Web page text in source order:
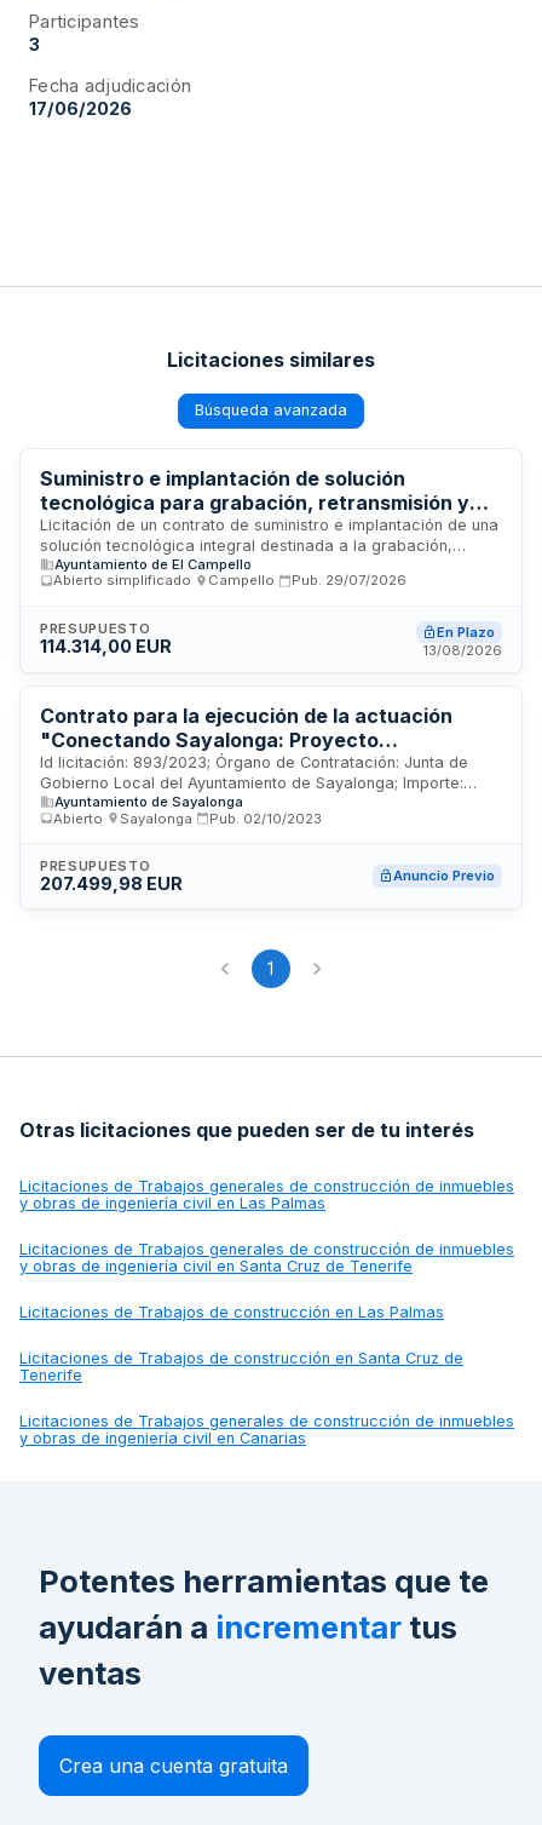
Participantes
3
Fecha adjudicación
17/06/2026
Licitaciones similares
Búsqueda avanzada
Suministro e implantación de solución
tecnológica para grabación, retransmisión y
creación de actas audiovisuales del
Ayuntamiento de El Campello
Licitación de un contrato de suministro e implantación de una
solución tecnológica integral destinada a la grabación,
retransmisión en directo y creación automática de actas en
formato audiovisual de las sesiones de los órganos
suministrará bajo modalidad llave en mano, completamente
instalada, configurada e integrada con la infraestructura
mantenimiento durante toda la vigencia del contrato, que
será de cuatro años.
Ayuntamiento de El Campello
Abierto simplificado
Campello Pub. 29/07/2026
PRESUPUESTO
114.314,00 EUR
En Plazo
13/08/2026
Contrato para la ejecución de la actuación
"Conectando Sayalonga: Proyecto
smartvillage para la digitalización y
sostenibilidad del comercio rural" por
procedimiento abierto en el marco del Plan de
Id licitación: 893/2023; Órgano de Contratación: Junta de
Gobierno Local del Ayuntamiento de Sayalonga; Importe:
207499.98 EUR; Estado: PRE
Ayuntamiento de Sayalonga
Abierto
Sayalonga Pub. 02/10/2023
PRESUPUESTO
207.499,98 EUR Anuncio Previo
1
Otras licitaciones que pueden ser de tu interés
Licitaciones de Trabajos generales de construcción de inmuebles
y obras de ingeniería civil en Las Palmas
Licitaciones de Trabajos generales de construcción de inmuebles
y obras de ingeniería civil en Santa Cruz de Tenerife
Licitaciones de Trabajos de construcción en Las Palmas
Licitaciones de Trabajos de construcción en Santa Cruz de
Tenerife
Licitaciones de Trabajos generales de construcción de inmuebles
y obras de ingeniería civil en Canarias
Potentes herramientas que te
ayudarán a incrementar tus
ventas
Crea una cuenta gratuita